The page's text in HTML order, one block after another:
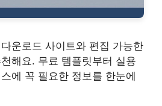
운로드 사이트와 편집 가능한
해요. 무료 템플릿부터 실용
에 꼭 필요한 정보를 한눈에